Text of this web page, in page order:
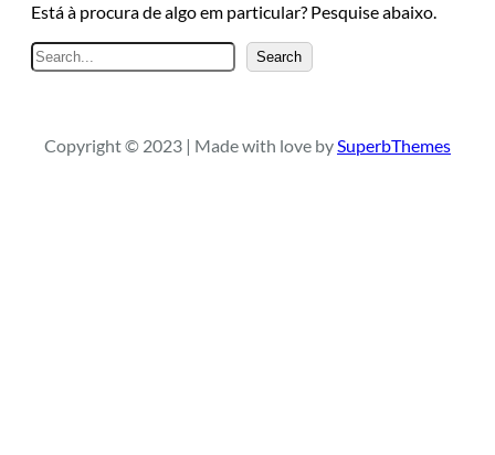
Está à procura de algo em particular? Pesquise abaixo.
P
e
u
Search
Copyright © 2023 | Made with love bySuperbThemes